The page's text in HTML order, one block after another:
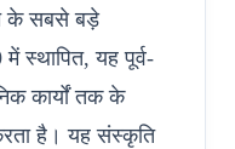
के सबसे बड़े
स्थापित, यह पूर्व-
कार्यों तक के
है। यह संस्कृति